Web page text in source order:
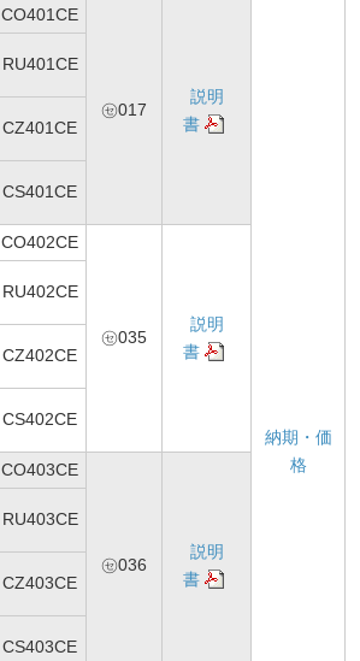
CO401CE
㋝017
説明
書
納期・価
格
RU401CE
CZ401CE
CS401CE
CO402CE
㋝035
説明
書
RU402CE
CZ402CE
CS402CE
CO403CE
㋝036
説明
書
RU403CE
CZ403CE
CS403CE